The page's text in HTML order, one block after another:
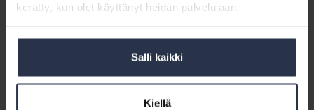
kerätty, kun olet käyttänyt heidän palvelujaan.
Salli kaikki
Kiellä
Saako mappeja säilyttää kerhohuoneessa?